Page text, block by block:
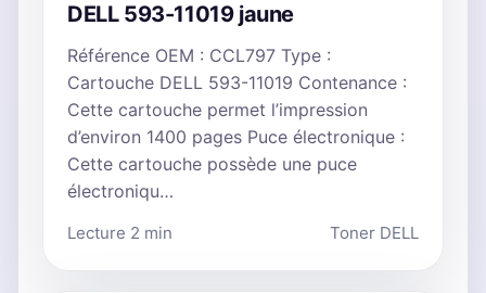
DELL 593-11019 jaune
Référence OEM : CCL797 Type :
Cartouche DELL 593-11019 Contenance :
Cette cartouche permet l’impression
d’environ 1400 pages Puce électronique :
Cette cartouche possède une puce
électroniqu…
Lecture 2 min Toner DELL